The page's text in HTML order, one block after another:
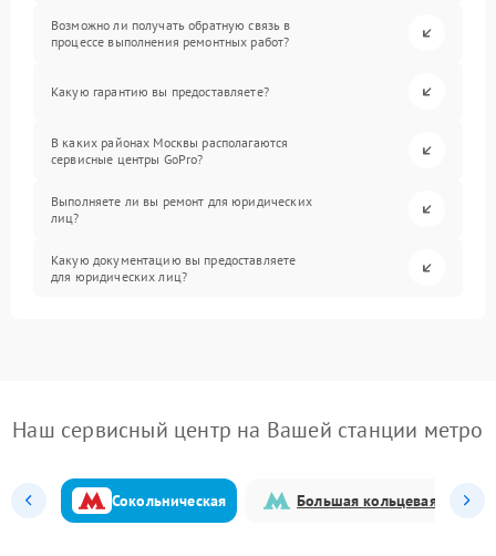
Возможно ли получать обратную связь в
процессе выполнения ремонтных работ?
Какую гарантию вы предоставляете?
В каких районах Москвы располагаются
сервисные центры GoPro?
Выполняете ли вы ремонт для юридических
лиц?
Какую документацию вы предоставляете
для юридических лиц?
Наш сервисный центр на Вашей станции метро
Сокольническая Большая кольцевая